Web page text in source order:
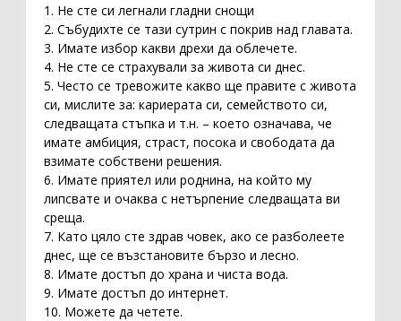
1. Не сте си легнали гладни снощи
2. Събудихте се тази сутрин с покрив над главата.
3. Имате избор какви дрехи да облечете.
4. Не сте се страхували за живота си днес.
5. Често се тревожите какво ще правите с живота
си, мислите за: кариерата си, семейството си,
следващата стъпка и т.н. – което означава, че
имате амбиция, страст, посока и свободата да
взимате собствени решения.
6. Имате приятел или роднина, на който му
липсвате и очаква с нетърпение следващата ви
среща.
7. Като цяло сте здрав човек, ако се разболеете
днес, ще се възстановите бързо и лесно.
8. Имате достъп до храна и чиста вода.
9. Имате достъп до интернет.
10. Можете да четете.